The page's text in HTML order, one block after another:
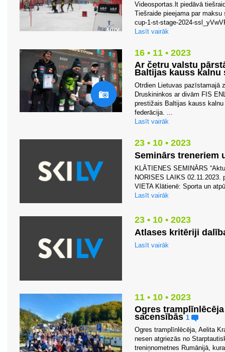
Videosportas.lt piedāvā
Tiešraide pieejama par
cup-1-st-stage-2024-
Lasīt vairāk
16 • 11 • 2023
Ar četru valstu
Baltijas kauss kalnu
Otrdien Lietuvas pazīstamajā
Druskininkos ar divām FIS
prestižais Baltijas kauss
federācija. ...
Lasīt vairāk
23 • 10 • 2023
Seminārs treneriem
KLĀTIENES SEMINĀRS
NORISES LAIKS
VIETA Klātienē: Sporta un
Lasīt vairāk
23 • 10 • 2023
Atlases kritēriji
Lasīt vairāk
11 • 10 • 2023
Ogres
sacensībās 1
Ogres tramplīnlēcēja, Aelita
nesen atgriezās no
treniņnometnes Rumānijā,